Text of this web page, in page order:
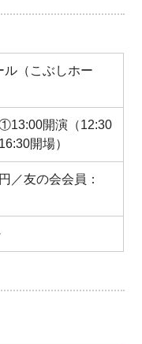
ル（こぶしホー
開演（12:30
開場）
／友の会会員：